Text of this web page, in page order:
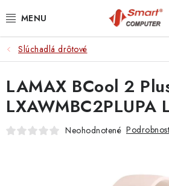
na
NOTEBOOKY
MOBILNÉ ZARIADENIA
PC A KOMPONENTY
Slúchadlá drôtové
LAMAX BCool 2
LXAWMBC2PLUPA
Neohodnotené